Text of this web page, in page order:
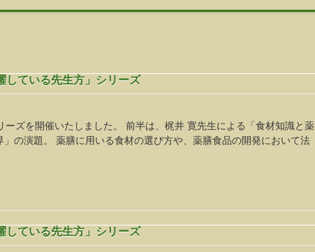
している先生方」シリーズ
ズを開催いたしました。 前半は、梶井 寛先生による「食材知識と薬
の演題。 薬膳に用いる食材の選び方や、薬膳食品の開発において法
している先生方」シリーズ